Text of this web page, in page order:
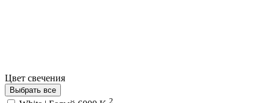
Цвет свечения
Выбрать все
2